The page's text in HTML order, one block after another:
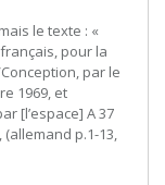
le texte : «
pour la
par le
1969, et
[l’espace] A 37
(allemand p.1-13,